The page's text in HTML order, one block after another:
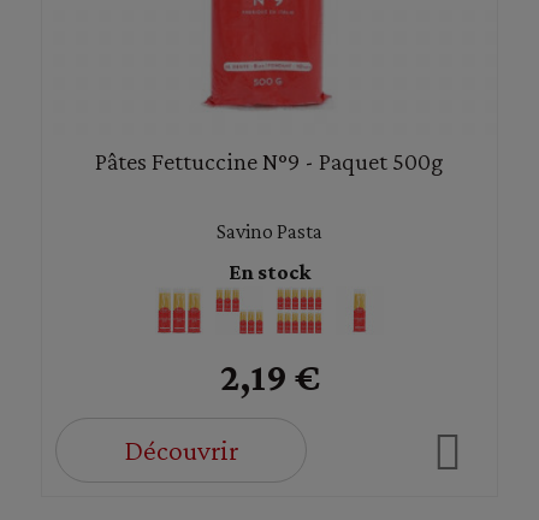
Pâtes Fettuccine N°9 - Paquet 500g
Savino Pasta
En stock
2,19 €
Découvrir